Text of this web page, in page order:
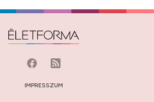
IMPRESSZUM